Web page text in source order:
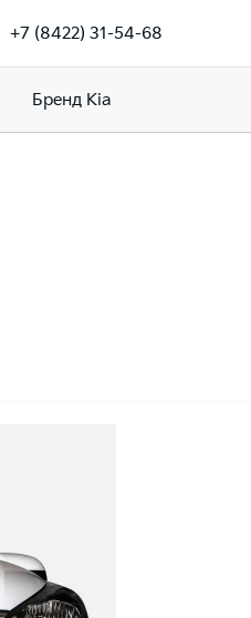
+7 (8422) 31-54-68
Бренд Kia